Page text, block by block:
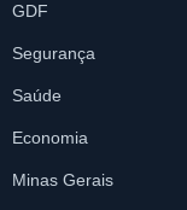
GDF
Segurança
Saúde
Economia
Minas Gerais